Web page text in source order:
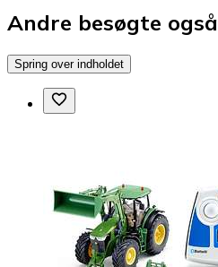
Andre besøgte også
Spring over indholdet